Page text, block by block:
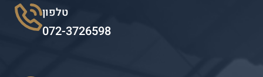
טלפון
072-3726598